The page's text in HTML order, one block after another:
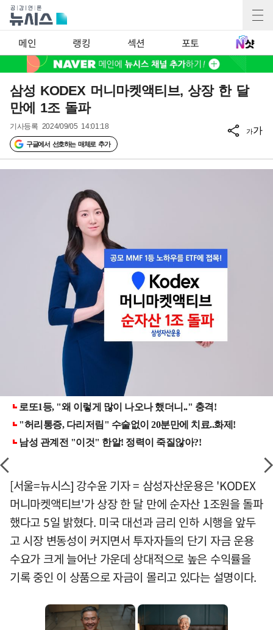
메인 랭킹 섹션 포토
삼성 KODEX 머니마켓액티브, 상장 한 달
만에 1조 돌파
기사등록 2024/09/05 14:01:18
구글에서 선호하는 매체로 추가
가가
[서울=뉴시스] 강수윤 기자 = 삼성자산운용은 'KODEX
머니마켓액티브'가 상장 한 달 만에 순자산 1조원을 돌파
했다고 5일 밝혔다. 미국 대선과 금리 인하 시행을 앞두
고 시장 변동성이 커지면서 투자자들의 단기 자금 운용
수요가 크게 늘어난 가운데 상대적으로 높은 수익률을
기록 중인 이 상품으로 자금이 몰리고 있다는 설명이다.